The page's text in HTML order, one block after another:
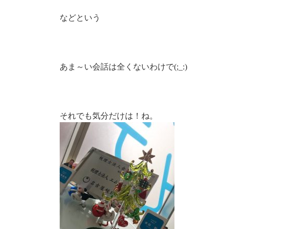
などという
あま～い会話は全くないわけで(;_:)
それでも気分だけは！ね。